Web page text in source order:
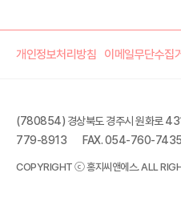
개인정보처리방침 이메일무단수집
(780854) 경상북도 경주시 원화로
779-8913
FAX. 054-760-7435
COPYRIGHT ⓒ 홍지씨앤에스. ALL